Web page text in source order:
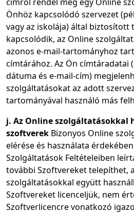
Önhöz kapcsolódó szervezet
vagy az iskolája) által biztosított
kapcsolódik, az Online
azonos e-mail-tartományhoz
címtárához. Az Ön címtáradatai
dátuma és e-mail-cím)
szolgáltatásokat az adott
tartományával használó más
j. Az Online szolgáltatásokkal
szoftverek Bizonyos Online
elérése és használata
Szolgáltatások Feltételeiben
további Szoftvereket telepíthet,
szolgáltatásokkal együtt
Szoftvereket licenceljük, nem
Szoftverlicencre vonatkozó